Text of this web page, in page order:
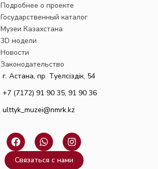
Подробнее о проекте
Государственный каталог
Музеи Казахстана
3D модели
Новости
Законодательство
г. Астана, пр. Тәуелсіздік, 54
+7 (7172) 91 90 35, 91 90 36
ulttyk_muzei@nmrk.kz
F
a
c
e
W
h
t
I
n
s
t
Связаться с нами